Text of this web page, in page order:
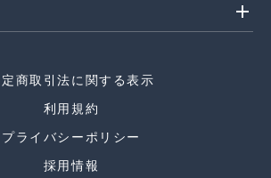
add
商取引法に関する表示
利用規約
プライバシーポリシー
採用情報